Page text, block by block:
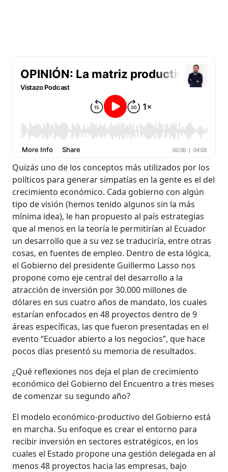
Quizás uno de los conceptos más utilizados por los
políticos para generar simpatías en la gente es el del
crecimiento económico. Cada gobierno con algún
tipo de visión (hemos tenido algunos sin la más
mínima idea), le han propuesto al país estrategias
que al menos en la teoría le permitirían al Ecuador
un desarrollo que a su vez se traduciría, entre otras
cosas, en fuentes de empleo. Dentro de esta lógica,
el Gobierno del presidente Guillermo Lasso nos
propone como eje central del desarrollo a la
atracción de inversión por 30.000 millones de
dólares en sus cuatro años de mandato, los cuales
estarían enfocados en 48 proyectos dentro de 9
áreas específicas, las que fueron presentadas en el
evento “Ecuador abierto a los negocios”, que hace
pocos días presentó su memoria de resultados.
¿Qué reflexiones nos deja el plan de crecimiento
económico del Gobierno del Encuentro a tres meses
de comenzar su segundo año?
El modelo económico-productivo del Gobierno está
en marcha. Su enfoque es crear el entorno para
recibir inversión en sectores estratégicos, en los
cuales el Estado propone una gestión delegada en al
menos 48 proyectos hacia las empresas, bajo